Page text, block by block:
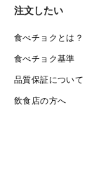
注文したい
食べチョクとは？
食べチョク基準
品質保証について
飲食店の方へ